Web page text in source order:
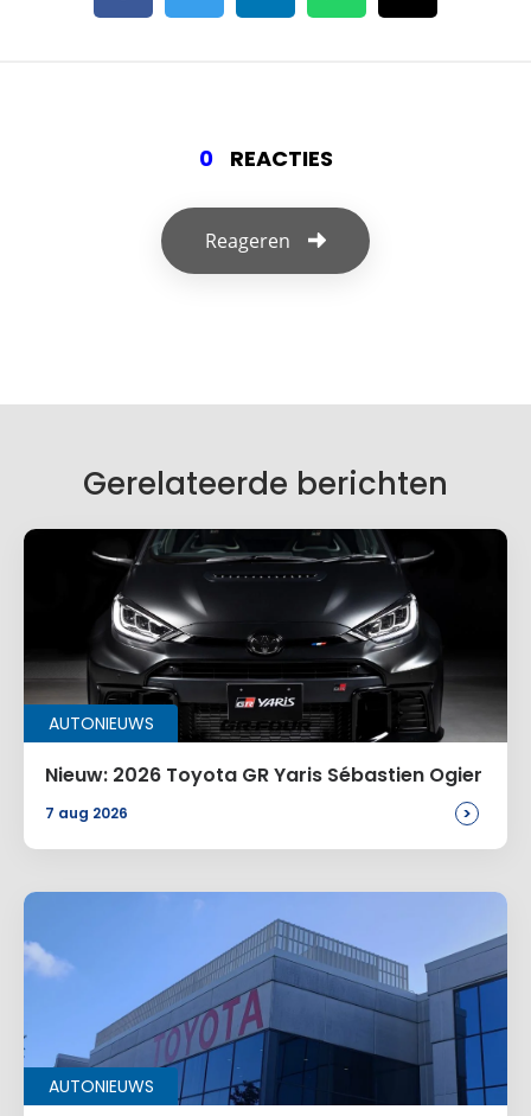
0 REACTIES
Reageren
Je e-mailadres wordt niet gepubliceerd.
Naam *
E-mail*
Voeg een reactie toe
Alternative:
Gerelateerde berichten
AUTONIEUWS
Nieuw: 2026 Toyota GR Yaris Sébastien Ogier
7 aug 2026 >
AUTONIEUWS